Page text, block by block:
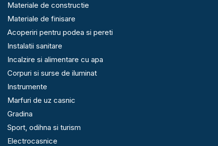
Materiale de constructie
Materiale de finisare
Acoperiri pentru podea si pereti
Instalatii sanitare
Incalzire si alimentare cu apa
Corpuri si surse de iluminat
Instrumente
Marfuri de uz casnic
Gradina
Sport, odihna si turism
Electrocasnice